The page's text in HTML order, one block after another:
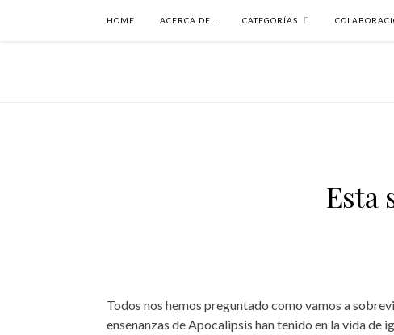
HOME ACERCA DE… CATEGORÍAS
Esta
Todos nos hemos preguntado como vamos a
ensenanzas de Apocalipsis han tenido en la vida de